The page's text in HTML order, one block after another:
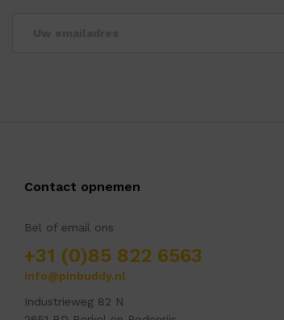
Contact opnemen
Bel of email ons
+31 (0)85 822 6563
info@pinbuddy.nl
Industrieweg 82 N